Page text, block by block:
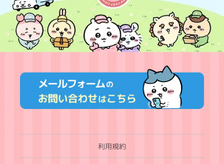
利用規約